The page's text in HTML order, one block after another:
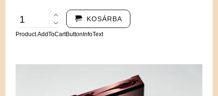
KOSÁRBA
Product.AddToCartButtonInfoText